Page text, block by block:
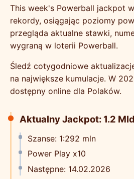
This week's Powerball jackpot
rekordy, osiągając poziomy
przegląda aktualne stawki,
wygraną w loterii Powerball.
Śledź cotygodniowe
na największe kumulacje. W
dostępny online dla Polaków.
Aktualny Jackpot: 1.2 Mld
Szanse: 1:292 mln
Power Play x10
Następne: 14.02.2026